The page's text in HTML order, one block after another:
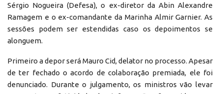
Sérgio Nogueira (Defesa), o ex-diretor da Abin Alexandre
Ramagem e o ex-comandante da Marinha Almir Garnier. As
sessões podem ser estendidas caso os depoimentos se
alonguem.
Primeiro a depor será Mauro Cid, delator no processo. Apesar
de ter fechado o acordo de colaboração premiada, ele foi
denunciado. Durante o julgamento, os ministros vão levar